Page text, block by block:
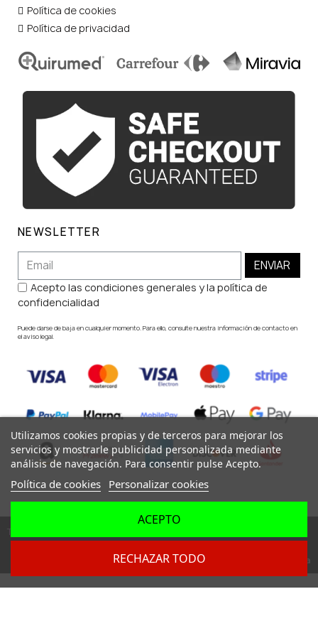
Política de cookies
Política de privacidad
NEWSLETTER
ENVIAR
Acepto las condiciones generales y la política de
confidencialidad
Puede darse de baja en cualquier momento. Para ello, consulte nuestra información de contacto en
el aviso legal.
Todos los derechos reservados ©
Dev. byDigital Agency Barcelona
Utilizamos cookies propias y de terceros para mejorar los
servicios y mostrarle publicidad personalizada mediante
análisis de navegación. Para consentir pulse Acepto.
Política de cookies Personalizar cookies
RECHAZAR TODO
ACEPTO